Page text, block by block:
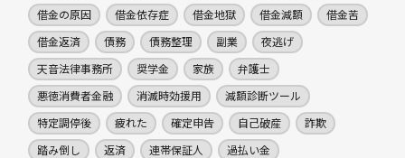
借金の原因
借金依存症 借金地獄 借金減額
借金苦
借金返済
債務 債務整理 副業
夜逃げ
天音法律事務所
奨学金 家族
弁護士
悪徳消費者金融
消滅時効援用
減額診断ツール
特定調停後
疲れた 確定申告 自己破産
詐欺
踏み倒し
返済 連帯保証人 過払い金